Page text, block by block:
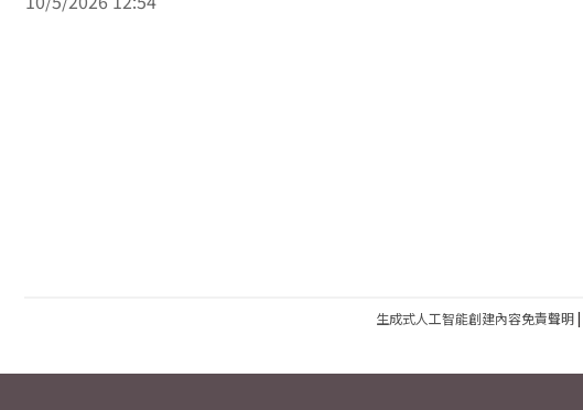
生成式人工智能創建內容免責聲明|